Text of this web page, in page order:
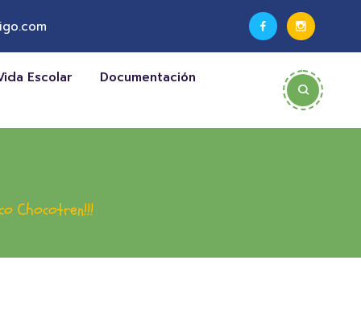
Escolar
Documentación
Chocotren!!!